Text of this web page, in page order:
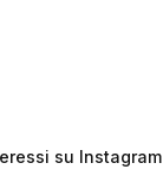
su Instagram